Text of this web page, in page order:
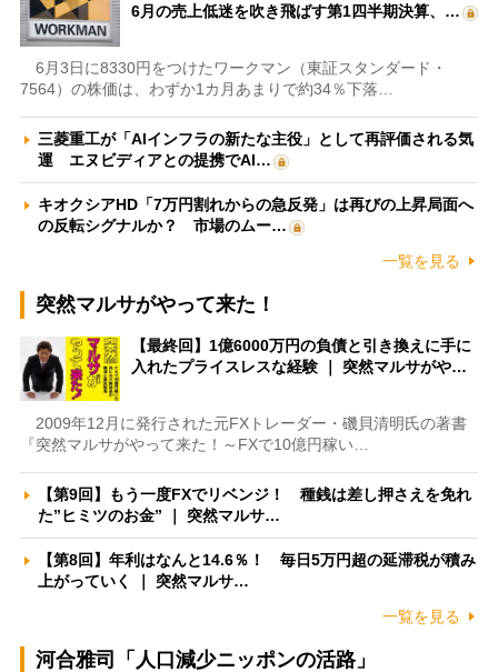
6月の売上低迷を吹き飛ばす第1四半期決算、…
6月3日に8330円をつけたワークマン（東証スタンダード・
7564）の株価は、わずか1カ月あまりで約34％下落…
三菱重工が「AIインフラの新たな主役」として再評価される気
運 エヌビディアとの提携でAI…
キオクシアHD「7万円割れからの急反発」は再びの上昇局面へ
の反転シグナルか？ 市場のムー…
一覧を見る
突然マルサがやって来た！
【最終回】1億6000万円の負債と引き換えに手に
入れたプライスレスな経験 ｜ 突然マルサがや…
2009年12月に発行された元FXトレーダー・磯貝清明氏の著書
『突然マルサがやって来た！～FXで10億円稼い…
【第9回】もう一度FXでリベンジ！ 種銭は差し押さえを免れ
た”ヒミツのお金” ｜ 突然マルサ…
【第8回】年利はなんと14.6％！ 毎日5万円超の延滞税が積み
上がっていく ｜ 突然マルサ…
一覧を見る
河合雅司「人口減少ニッポンの活路」